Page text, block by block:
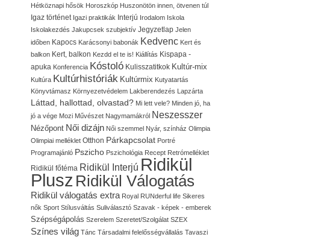
Hétköznapi hősök Horoszkóp Huszonötön innen, ötvenen túl
Igaz történet Igazi praktikák Interjú Irodalom Iskola
Iskolakezdés Jakupcsek szubjektív Jegyzetlap Jelen
időben Kapocs Karácsonyi babonák Kedvenc Kert és
balkon Kert, balkon Kezdd el te is! Kiállítás Kispapa -
apuka Konferencia Kóstoló Kulisszatitkok Kultúr-mix
Kultúra Kultúrhistóriák Kultúrmix Kutyatartás
Könyvtámasz Környezetvédelem Lakberendezés Lapzárta
Láttad, hallottad, olvastad? Mi lett vele? Minden jó, ha
jó a vége Mozi Művészet Nagymamákról Neszesszer
Nézőpont Női dizájn Női szemmel Nyár, színház Olimpia
Olimpiai melléklet Otthon Párkapcsolat Portré
Programajánló Pszicho Pszichológia Recept Retrómelléklet
Ridikül főtéma Ridikül Interjú Ridikül
Plusz Ridikül Válogatás
Ridikül válogatás extra Royal RUNderful life Sikeres
nők Sport Stílusváltás Suliválasztó Szavak - képek - emberek
Szépségápolás Szerelem Szeretet/Szolgálat SZEX
Színes világ Tánc Társadalmi felelősségvállalás Tavaszi